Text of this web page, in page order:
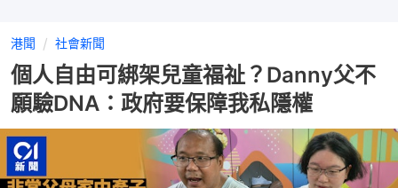
港聞 社會新聞
個人自由可綁架兒童福祉？Danny父不
願驗DNA：政府要保障我私隱權